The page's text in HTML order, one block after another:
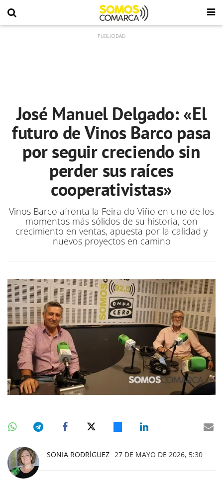
José Manuel Delgado: «El
futuro de Vinos Barco pasa
por seguir creciendo sin
perder sus raíces
cooperativistas»
Vinos Barco afronta la Feira do Viño en uno de los
momentos más sólidos de su historia, con
crecimiento en ventas, apuesta por la calidad y
nuevos proyectos en camino
SONIA RODRÍGUEZ 27 DE MAYO DE 2026, 5:30